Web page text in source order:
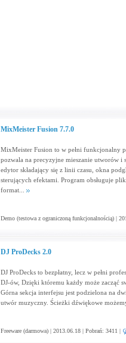
MixMeister Fusion 7.7.0
MixMeister Fusion to w pełni funkcjonalny
pozwala na precyzyjne mieszanie utworów
edytor składający się z linii czasu, okna
sterujących efektami. Program obsługuje
format...
Demo (testowa z ograniczoną funkcjonalnością) |
DJ ProDecks 2.0
DJ ProDecks to bezpłatny, lecz w pełni
DJ-ów, Dzięki któremu każdy może zacząć
Górna sekcja interfejsu jest podzielona na
utwór muzyczny. Ścieżki dźwiękowe
Freeware (darmowa) | 2013.06.18 | Pobrań: 3411 |